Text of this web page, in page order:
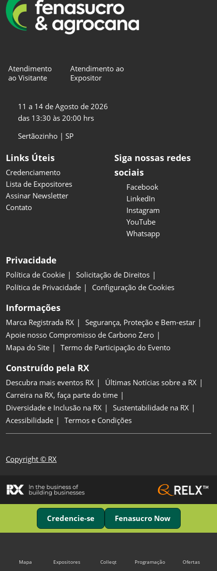
Atendimento
ao Visitante
Atendimento ao
Expositor
11 a 14 de Agosto de 2026
das 13:30 às 20:00 hrs
Sertãozinho | SP
Links Úteis
Credenciamento
Lista de Expositores
Assinar Newsletter
Contato
Siga nossas redes
sociais
Facebook
LinkedIn
Instagram
YouTube
Whatsapp
Privacidade
Política de Cookie
Solicitação de Direitos
Política de Privacidade
Configuração de Cookies
Informações
Marca Registrada RX
Segurança, Proteção e Bem-estar
Apoie nosso Compromisso de Carbono Zero
Mapa do Site
Termo de Participação do Evento
Construído pela RX
Descubra mais eventos RX
Últimas Notícias sobre a RX
Carreira na RX, faça parte do time
Diversidade e Inclusão na RX
Sustentabilidade na RX
Acessibilidade
Termos e Condições
Copyright © RX
Credencie-se Fenasucro Now
Mapa Expositores Colleqt Programação Ofertas